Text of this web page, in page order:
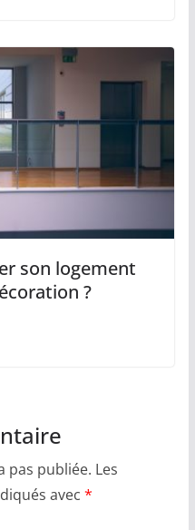
son logement
?
pas publiée. Les
avec *